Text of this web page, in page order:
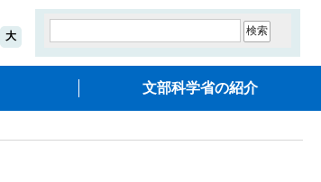
大
文部科学省の紹介